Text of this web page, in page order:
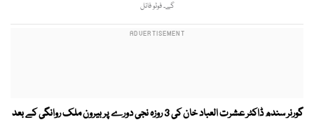
گے۔ فوٹو فائل
گورنر سندھ ڈاکٹر عشرت العباد خان کی 3 روزہ نجی دورے پر بیرون ملک روانگی کے بعد